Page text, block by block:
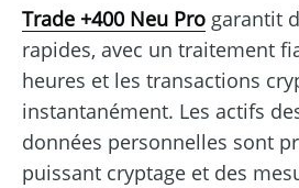
Trade +400 Neu Pro garantit
rapides, avec un traitement
heures et les transactions
instantanément. Les actifs
données personnelles sont
puissant cryptage et des